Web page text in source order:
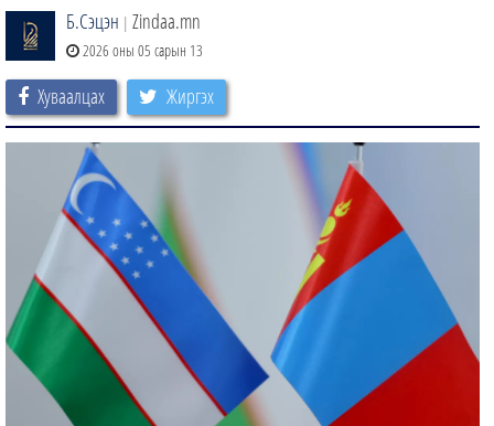
Б.Сэцэн | Zindaa.mn
2026 оны 05 сарын 13
Хуваалцах Жиргэх